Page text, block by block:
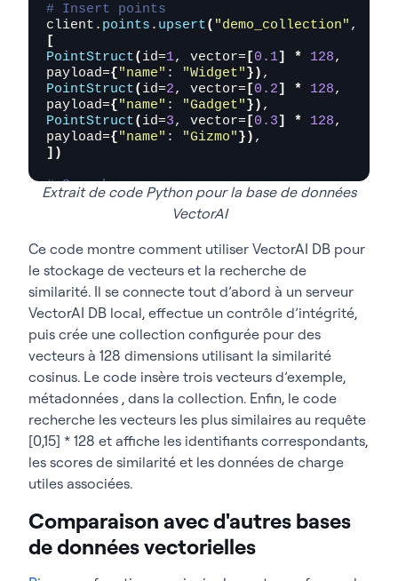
# Insert points
client. points . upsert( "demo_collection"
[
PointStruct( id=1, vector= [0.1] * 128,
payload={"name" : "Widget"})
PointStruct( id=2, vector= [0.2] * 128,
payload={"name" : "Gadget"})
PointStruct( id=3, vector= [0.3] * 128,
payload={"name" : "Gizmo"})
])
# Search
results =
search("demo_collection"
for r in
print (f "  id={r.id}  score={r.score:.4f}
payload={r.payload}"
Extrait de code Python pour la base de données
VectorAI
Ce code montre comment utiliser VectorAI DB pour
le stockage de vecteurs et la recherche de
similarité. Il se connecte tout d’abord à un serveur
VectorAI DB local, effectue un contrôle d’intégrité,
puis crée une collection configurée pour des
vecteurs à 128 dimensions utilisant la similarité
cosinus. Le code insère trois vecteurs d’exemple,
métadonnées , dans la collection. Enfin, le code
recherche les vecteurs les plus similaires au requête
[0,15] * 128 et affiche les identifiants correspondants,
les scores de similarité et les données de charge
utiles associées.
Comparaison avec d'autres bases
de données vectorielles